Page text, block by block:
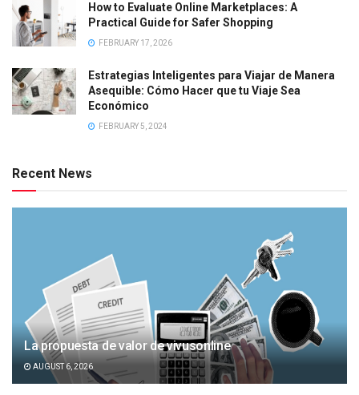
How to Evaluate Online Marketplaces: A
Practical Guide for Safer Shopping
FEBRUARY 17, 2026
Estrategias Inteligentes para Viajar de Manera
Asequible: Cómo Hacer que tu Viaje Sea
Económico
FEBRUARY 5, 2024
Recent News
La propuesta de valor de vivusonline
AUGUST 6, 2026